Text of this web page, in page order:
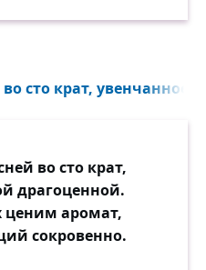
сто крат, увенчанное
во сто крат,
драгоценной.
аромат,
сокровенно.